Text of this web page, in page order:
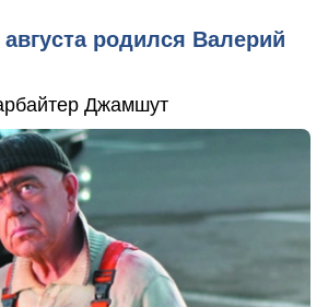
родился Валерий
Джамшут